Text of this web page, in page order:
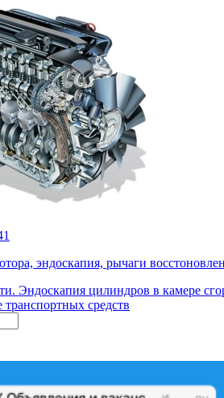
эндоскапия, рычаги
Эндоскапия цилиндров в камере
средств